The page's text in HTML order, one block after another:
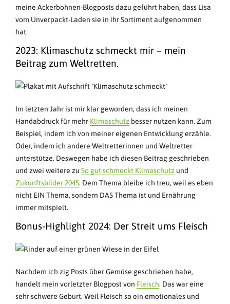
meine Ackerbohnen-Blogposts dazu geführt haben, dass Lisa
vom Unverpackt-Laden sie in ihr Sortiment aufgenommen
hat.
2023: Klimaschutz schmeckt mir – mein
Beitrag zum Weltretten.
Im letzten Jahr ist mir klar geworden, dass ich meinen
Handabdruck für mehr Klimaschutz besser nutzen kann. Zum
Beispiel, indem ich von meiner eigenen Entwicklung erzähle.
Oder, indem ich andere Weltretterinnen und Weltretter
unterstütze. Deswegen habe ich diesen Beitrag geschrieben
und zwei weitere zu So gut schmeckt Klimaschutz und
Zukunftsbilder 2045. Dem Thema bleibe ich treu, weil es eben
nicht EIN Thema, sondern DAS Thema ist und Ernährung
immer mitspielt.
Bonus-Highlight 2024: Der Streit ums Fleisch
Nachdem ich zig Posts über Gemüse geschrieben habe,
handelt mein vorletzter Blogpost von Fleisch. Das war eine
sehr schwere Geburt. Weil Fleisch so ein emotionales und